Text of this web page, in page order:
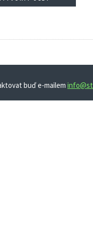
buď e-mailem